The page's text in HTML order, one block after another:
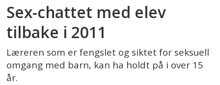
Sex-chattet med elev
tilbake i 2011
Læreren som er fengslet og siktet for seksuell
omgang med barn, kan ha holdt på i over 15
år.